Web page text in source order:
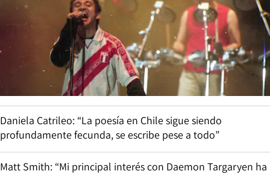
Daniela Catrileo: “La poesía en Chile sigue siendo
profundamente fecunda, se escribe pese a todo”
Matt Smith: “Mi principal interés con Daemon Targaryen ha